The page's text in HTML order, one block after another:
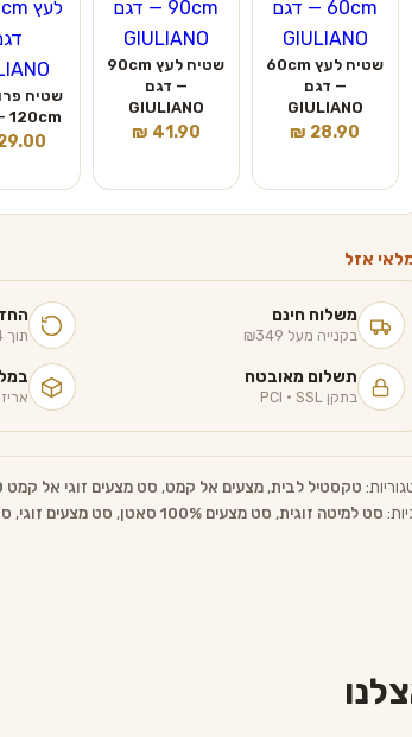
שטיח לעץ 60cm
— דגם
GIULIANO
₪ 28.90
שטיח לעץ 90cm
— דגם
GIULIANO
₪ 41.90
שטיח
120cm — דגם…
אזל
משלוח חינם
בקנייה מעל ₪349 תוך 14 יום
תשלום מאובטח
בתקן PCI · SSL
טקסטיל לבית,מצעים אל קמט, סט מצעים זוגי אל קמט 1.60
סט למיטה זוגית‏, סט מצעים 100% סאטן , סט מצעים זוגי,